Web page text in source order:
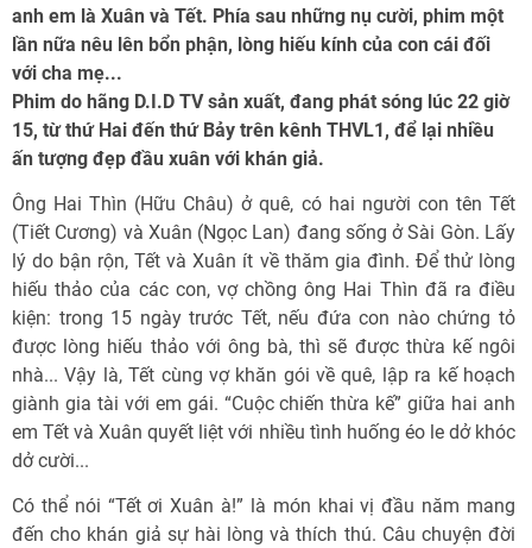
anh em là Xuân và Tết. Phía sau những nụ cười, phim một
lần nữa nêu lên bổn phận, lòng hiếu kính của con cái đối
với cha mẹ...
Phim do hãng D.I.D TV sản xuất, đang phát sóng lúc 22 giờ
15, từ thứ Hai đến thứ Bảy trên kênh THVL1, để lại nhiều
ấn tượng đẹp đầu xuân với khán giả.
Ông Hai Thìn (Hữu Châu) ở quê, có hai người con tên Tết
(Tiết Cương) và Xuân (Ngọc Lan) đang sống ở Sài Gòn. Lấy
lý do bận rộn, Tết và Xuân ít về thăm gia đình. Để thử lòng
hiếu thảo của các con, vợ chồng ông Hai Thìn đã ra điều
kiện: trong 15 ngày trước Tết, nếu đứa con nào chứng tỏ
được lòng hiếu thảo với ông bà, thì sẽ được thừa kế ngôi
nhà... Vậy là, Tết cùng vợ khăn gói về quê, lập ra kế hoạch
giành gia tài với em gái. “Cuộc chiến thừa kế” giữa hai anh
em Tết và Xuân quyết liệt với nhiều tình huống éo le dở khóc
dở cười...
Có thể nói “Tết ơi Xuân à!” là món khai vị đầu năm mang
đến cho khán giả sự hài lòng và thích thú. Câu chuyện đời